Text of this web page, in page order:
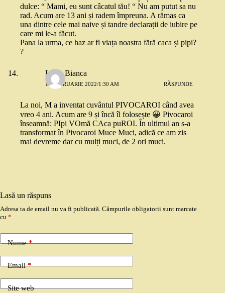
dulce: “ Mami, eu sunt câcatul tău! “ Nu am putut sa nu
rad. Acum are 13 ani și radem împreuna. A rămas ca
una dintre cele mai naive și tandre declarații de iubire pe
care mi le-a făcut.
Pana la urma, ce haz ar fi viața noastra fără caca și pipi?
?
Ioana Bianca
13 FEBRUARIE 2022/1:30 AM RĂSPUNDE
La noi, M a inventat cuvântul PIVOCAROI când avea
vreo 4 ani. Acum are 9 și încă îl folosește 😀 Pivocaroi
înseamnă: PIpi VOmă CAca puROI. În ultimul an s-a
transformat în Pivocaroi Muce Muci, adică ce am zis
mai devreme dar cu mulți muci, de 2 ori muci.
Lasă un răspuns
Adresa ta de email nu va fi publicată. Câmpurile obligatorii sunt marcate
cu *
Nume*
Email*
Site web